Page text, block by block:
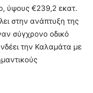
ύψους €239,2 εκατ.
στην ανάπτυξη της
σύγχρονο οδικό
την Καλαμάτα με